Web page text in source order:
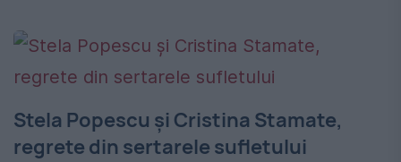
Stela Popescu şi Cristina Stamate,
regrete din sertarele sufletului